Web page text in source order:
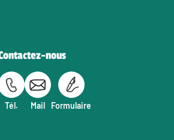
nous
Tél. Mail Formulaire